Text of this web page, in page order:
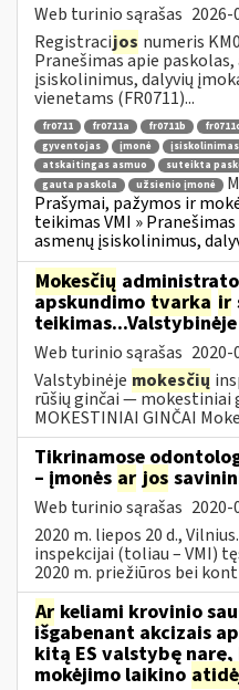
Web turinio sąrašas 2026-
Registracijos numeris
Pranešimas apie
įsiskolinimus, dalyvių
vienetams (FR0711)...
fr0711 fr0711a fr0711b fr0711c
gyventojas
įmonė įsiskolinimas
atskaitingas asmuo
suteikta
gauta paskola
užsienio įmonė
Prašymai, pažymos ir
teikimas VMI »
asmenų įsiskolinimus,
Mokesčių
apskundimo tvarka ir
teikimas...Valstybinėje
Web turinio sąrašas 2020-
Valstybinėje mokesčių
rūšių ginčai — mokestiniai
MOKESTINIAI GINČAI
Tikrinamose
– įmonės ar jos
Web turinio sąrašas 2020-
2020 m. liepos 20 d.,
inspekcijai (toliau – VMI)
2020 m. priežiūros bei
Ar keliami krovinio
išgabenant akcizais
kitą ES valstybę
mokėjimo laikino